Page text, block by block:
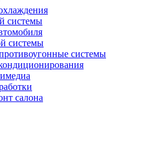
системы
системы
системы
салона